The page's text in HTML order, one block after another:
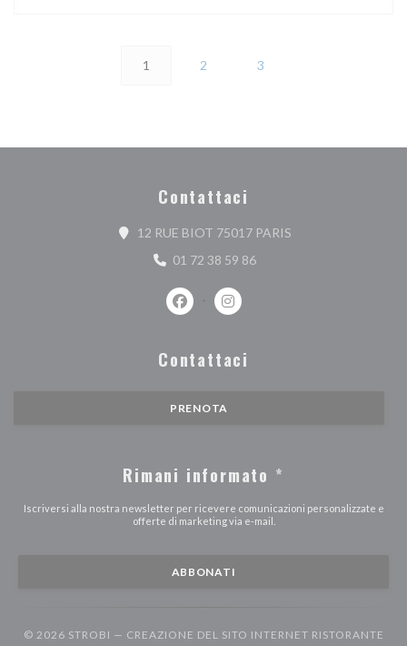
1 2 3
Contattaci
12 RUE BIOT 75017 PARIS((apre una nuova
01 72 38 59 86
Facebook ((apre una nuova finestra))
Instagram ((apre una nuova
Contattaci
PRENOTA
Rimani informato *
Iscriversi alla nostra newsletter per ricevere comunicazioni personalizzate e
offerte di marketing via e-mail.
ABBONATI
© 2026 STROBI — CREAZIONE DEL SITO INTERNET RISTORANTE